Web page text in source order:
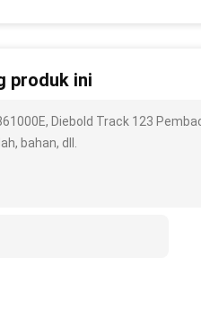
produk ini
Diebold Track 123
bahan, dll.